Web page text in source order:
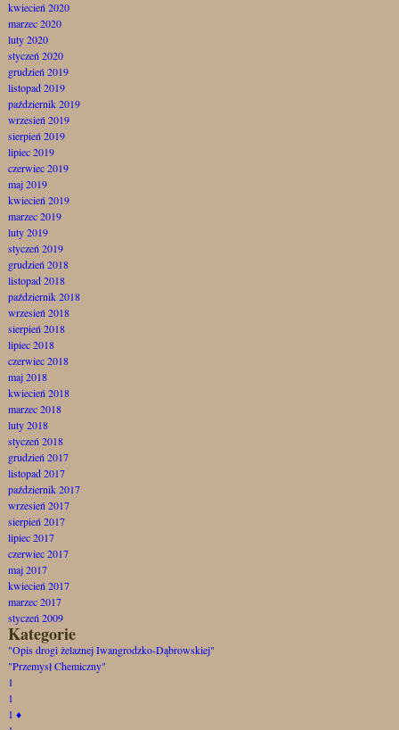
kwiecień 2020
marzec 2020
luty 2020
styczeń 2020
grudzień 2019
listopad 2019
październik 2019
wrzesień 2019
sierpień 2019
lipiec 2019
czerwiec 2019
maj 2019
kwiecień 2019
marzec 2019
luty 2019
styczeń 2019
grudzień 2018
listopad 2018
październik 2018
wrzesień 2018
sierpień 2018
lipiec 2018
czerwiec 2018
maj 2018
kwiecień 2018
marzec 2018
luty 2018
styczeń 2018
grudzień 2017
listopad 2017
październik 2017
wrzesień 2017
sierpień 2017
lipiec 2017
czerwiec 2017
maj 2017
kwiecień 2017
marzec 2017
styczeń 2009
Kategorie
"Opis drogi żelaznej Iwangrodzko-Dąbrowskiej"
"Przemysł Chemiczny"
1
1
1 ♦